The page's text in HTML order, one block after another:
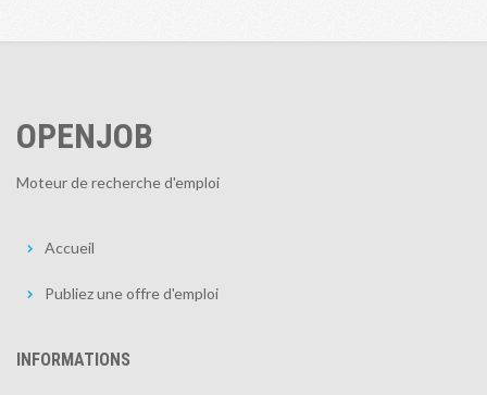
OPENJOB
Moteur de recherche d'emploi
Accueil
Publiez une offre d'emploi
INFORMATIONS